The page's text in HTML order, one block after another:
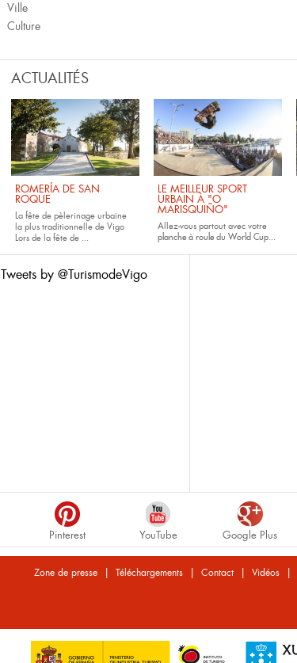
Ville
Culture
ACTUALITÉS
ROMERÍA DE SAN
ROQUE
La fête de pèlerinage urbaine
la plus traditionnelle de Vigo
Lors de la fête de ...
LE MEILLEUR SPORT
URBAIN À "O
MARISQUIÑO"
Allez-vous partout avec votre
planche à rouledu World Cup...
Tweets by @TurismodeVigo
Pinterest YouTube Google Plus
Zone de presse | Téléchargements | Contact | Vidéos |